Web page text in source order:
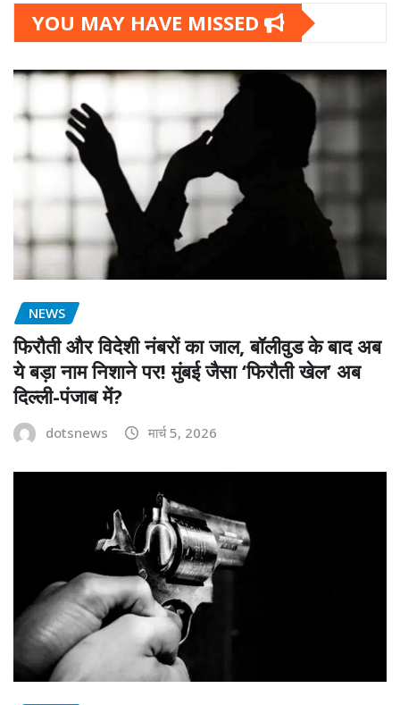
YOU MAY HAVE MISSED
NEWS
फिरौती और विदेशी नंबरों का जाल, बॉलीवुड के बाद अब
ये बड़ा नाम निशाने पर! मुंबई जैसा ‘फिरौती खेल’ अब
दिल्ली-पंजाब में?
dotsnews मार्च 5, 2026